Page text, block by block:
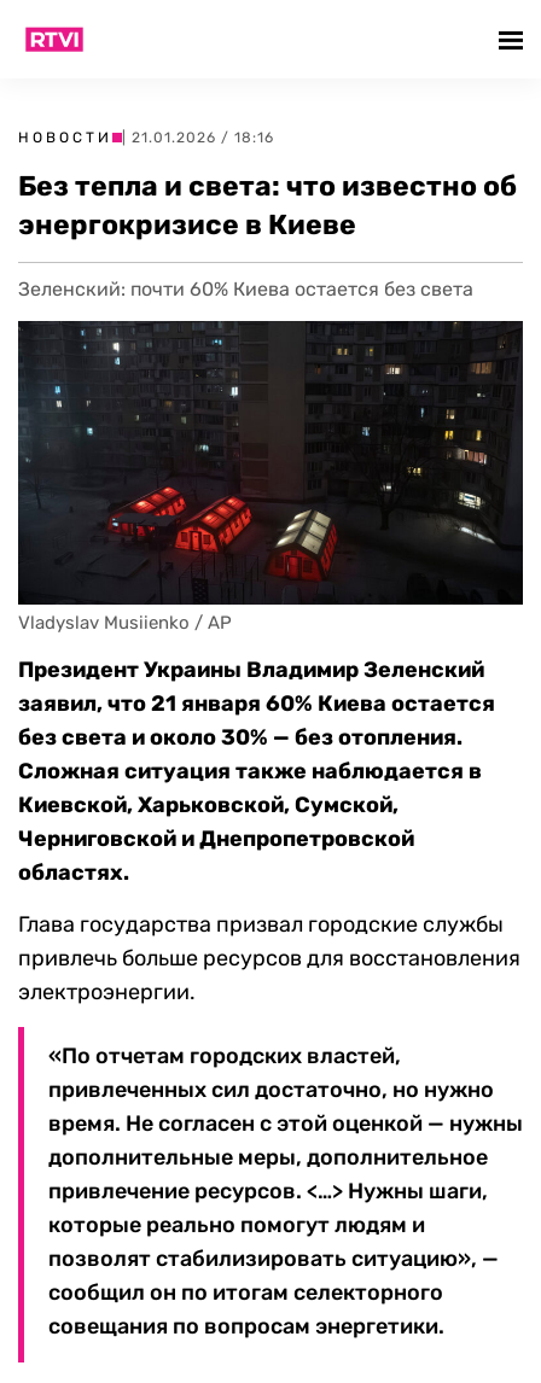
НОВОСТИ | 21.01.2026 / 18:16
Без тепла и света: что известно об
энергокризисе в Киеве
Зеленский: почти 60% Киева остается без света
Vladyslav Musiienko / AP
Президент Украины Владимир Зеленский
заявил, что 21 января 60% Киева остается
без света и около 30% — без отопления.
Сложная ситуация также наблюдается в
Киевской, Харьковской, Сумской,
Черниговской и Днепропетровской
областях.
Глава государства призвал городские службы
привлечь больше ресурсов для восстановления
электроэнергии.
«По отчетам городских властей,
привлеченных сил достаточно, но нужно
время. Не согласен с этой оценкой — нужны
дополнительные меры, дополнительное
привлечение ресурсов. <…> Нужны шаги,
которые реально помогут людям и
позволят стабилизировать ситуацию», —
сообщил он по итогам селекторного
совещания по вопросам энергетики.